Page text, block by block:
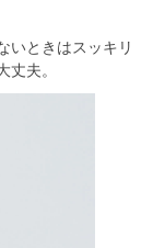
いときはスッキリ
丈夫。